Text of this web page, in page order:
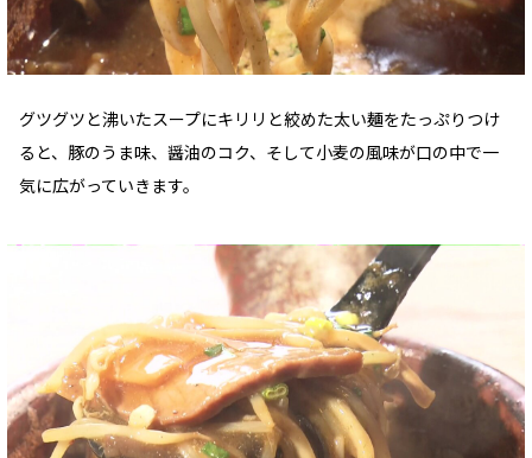
グツグツと沸いたスープにキリリと絞めた太い麺をたっぷりつけ
ると、豚のうま味、醤油のコク、そして小麦の風味が口の中で一
気に広がっていきます。